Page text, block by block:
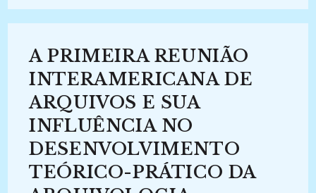
Documentos
Centros
De
Memória
Do
Judiciário
Federal
A PRIMEIRA REUNIÃO
INTERAMERICANA DE
ARQUIVOS E SUA
INFLUÊNCIA NO
DESENVOLVIMENTO
TEÓRICO-PRÁTICO DA